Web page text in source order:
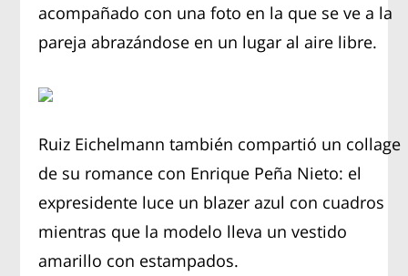
acompañado con una foto en la que se ve a la
pareja abrazándose en un lugar al aire libre.
Ruiz Eichelmann también compartió un collage
de su romance con Enrique Peña Nieto: el
expresidente luce un blazer azul con cuadros
mientras que la modelo lleva un vestido
amarillo con estampados.